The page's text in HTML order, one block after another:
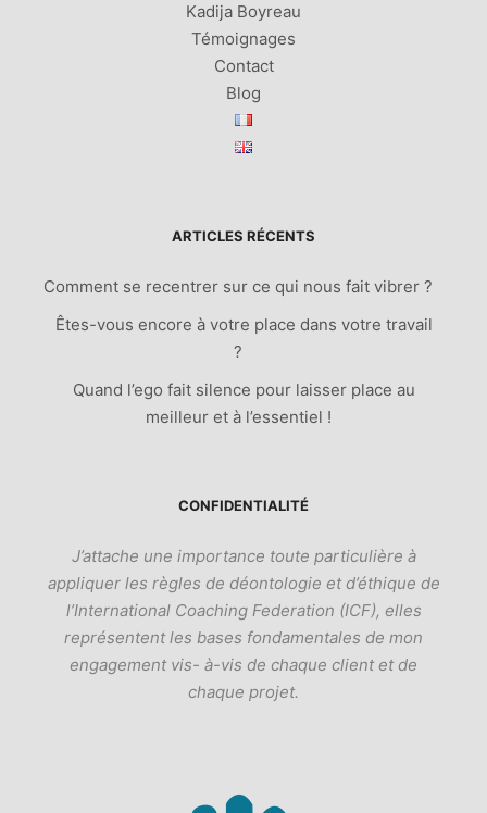
Kadija Boyreau
Témoignages
Contact
Blog
ARTICLES RÉCENTS
Comment se recentrer sur ce qui nous fait vibrer ?
Êtes-vous encore à votre place dans votre travail
?
Quand l’ego fait silence pour laisser place au
meilleur et à l’essentiel !
CONFIDENTIALITÉ
J’attache une importance toute particulière à
appliquer les règles de déontologie et d’éthique de
l’International Coaching Federation (ICF), elles
représentent les bases fondamentales de mon
engagement vis- à-vis de chaque client et de
chaque projet.